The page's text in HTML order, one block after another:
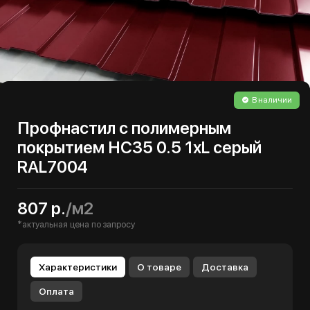
В наличии
Профнастил с полимерным
покрытием НС35 0.5 1хL серый
RAL7004
807 р./м2
*актуальная цена по запросу
Характеристики О товаре Доставка
Оплата